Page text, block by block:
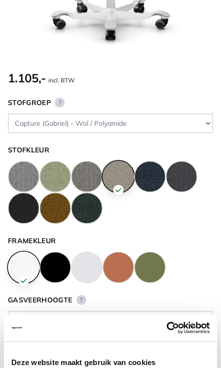
Deze website maakt gebruik van cookies
1.105,- incl. BTW
STOFGROEP ?
STOFKLEUR
FRAMEKLEUR
GASVEERHOOGTE ?